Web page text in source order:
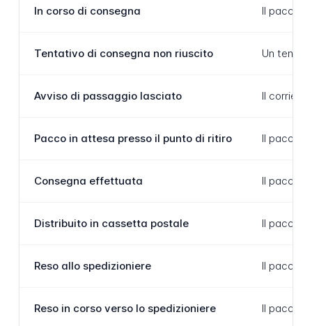
In corso di consegna Il pacco
Tentativo di consegna non riuscito Un
Avviso di passaggio lasciato Il corriere
Pacco in attesa presso il punto di ritiro Il pacco
Consegna effettuata Il pacco
Distribuito in cassetta postale Il pacco
Reso allo spedizioniere Il pacco
Reso in corso verso lo spedizioniere Il pacco